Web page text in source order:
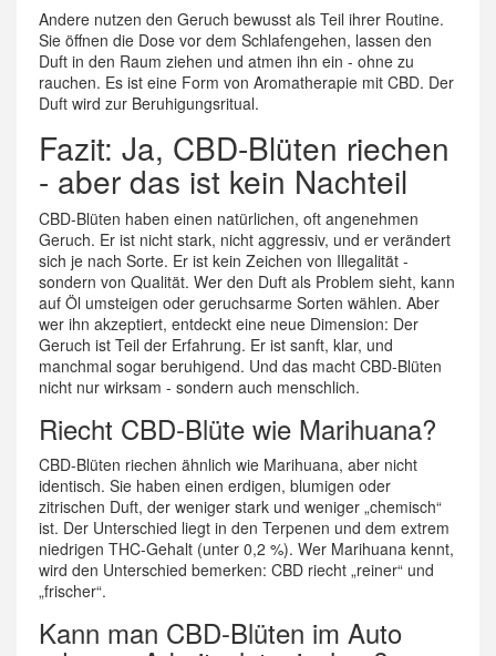
Andere nutzen den Geruch bewusst als Teil ihrer Routine.
Sie öffnen die Dose vor dem Schlafengehen, lassen den
Duft in den Raum ziehen und atmen ihn ein - ohne zu
rauchen. Es ist eine Form von Aromatherapie mit CBD. Der
Duft wird zur Beruhigungsritual.
Fazit: Ja, CBD-Blüten riechen
- aber das ist kein Nachteil
CBD-Blüten haben einen natürlichen, oft angenehmen
Geruch. Er ist nicht stark, nicht aggressiv, und er verändert
sich je nach Sorte. Er ist kein Zeichen von Illegalität -
sondern von Qualität. Wer den Duft als Problem sieht, kann
auf Öl umsteigen oder geruchsarme Sorten wählen. Aber
wer ihn akzeptiert, entdeckt eine neue Dimension: Der
Geruch ist Teil der Erfahrung. Er ist sanft, klar, und
manchmal sogar beruhigend. Und das macht CBD-Blüten
nicht nur wirksam - sondern auch menschlich.
Riecht CBD-Blüte wie Marihuana?
CBD-Blüten riechen ähnlich wie Marihuana, aber nicht
identisch. Sie haben einen erdigen, blumigen oder
zitrischen Duft, der weniger stark und weniger „chemisch“
ist. Der Unterschied liegt in den Terpenen und dem extrem
niedrigen THC-Gehalt (unter 0,2 %). Wer Marihuana kennt,
wird den Unterschied bemerken: CBD riecht „reiner“ und
„frischer“.
Kann man CBD-Blüten im Auto